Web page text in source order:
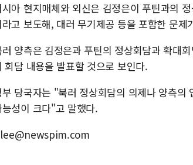
시아 현지매체와 외신은 김정은이 푸틴과의
라고 보도해, 대러 무기제공 등을 포함한 문제
양측은 김정은과 푸틴의 정상회담과 확대
회담 내용을 발표할 것으로 보인다.
부 당국자는 "북러 정상회담의 의제나 양측의
능성이 크다"고 말했다.